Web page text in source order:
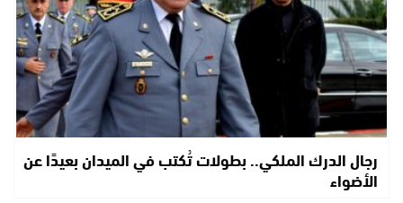
رجال الدرك الملكي.. بطولات تُكتب في الميدان بعيدًا عن
الأضواء